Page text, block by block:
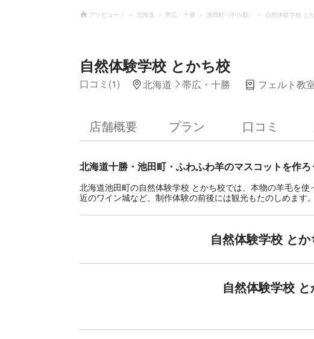
アソビュー！ 北海道 帯広・十勝 池田町（中川郡） 自然体験学校 と
自然体験学校 とかち校
口コミ(1) 北海道 帯広・十勝 フェルト教
店舗概要 プラン 口コミ
北海道十勝・池田町・ふわふわ羊のマスコットを作ろ
北海道池田町の自然体験学校 とかち校では、本物の羊毛を
近のワイン城など、制作体験の前後には観光もたのしめます
自然体験学校 と
自然体験学校